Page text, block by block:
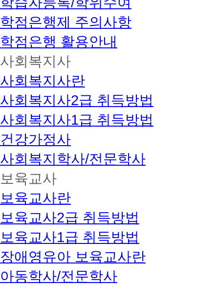
학점은행제 주의사항
학점은행 활용안내
사회복지사
사회복지사란
사회복지사2급 취득방법
사회복지사1급 취득방법
건강가정사
사회복지학사/전문학사
보육교사
보육교사란
보육교사2급 취득방법
보육교사1급 취득방법
장애영유아 보육교사란
아동학사/전문학사